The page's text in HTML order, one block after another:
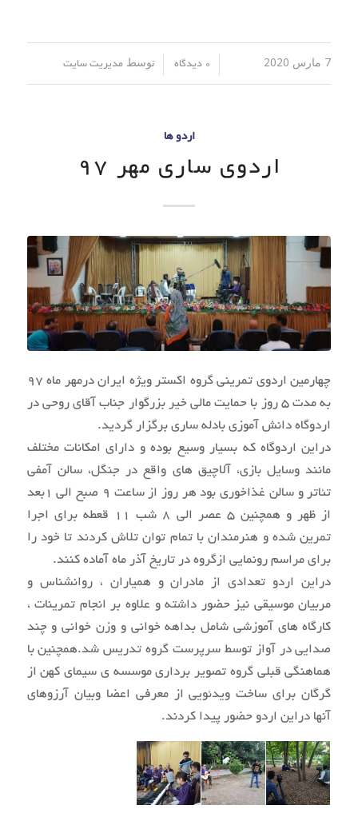
7 مارس 2020 / 0 دیدگاه توسط مدیریت سایت
اردو ها
اردوی ساری مهر 97
چهارمین اردوی تمرینی گروه اکستر ویژه ایران درمهر ماه 97
به مدت 5 روز با حمایت مالی خیر بزرگوار جناب آقای روحی در
اردوگاه دانش آموزی بادله ساری برگزار گردید.
دراین اردوگاه که بسیار وسیع بوده و دارای امکانات مختلف
مانند وسایل بازی، آلاچیق های واقع در جنگل، سالن آمفی
تئاتر و سالن غذاخوری بود هر روز از ساعت 9 صبح الی 1بعد
از ظهر و همچنین 5 عصر الی 8 شب 11 قعطه برای اجرا
تمرین شده و هنرمندان با تمام توان تلاش کردند تا خود را
برای مراسم رونمایی ازگروه در تاریخ آذر ماه آماده کنند.
دراین اردو تعدادی از مادران و همیاران ، روانشناس و
مربیان موسیقی نیز حضور داشته و علاوه بر انجام تمرینات ،
کارگاه های آموزشی شامل بداهه خوانی و وزن خوانی و چند
صدایی در آواز توسط سرپرست گروه تدریس شد.همچنین با
هماهنگی قبلی گروه تصویر برداری موسسه ی سیمای کهن از
گرگان برای ساخت ویدئویی از معرفی اعضا وبیان آرزوهای
آنها دراین اردو حضور پیدا کردند.